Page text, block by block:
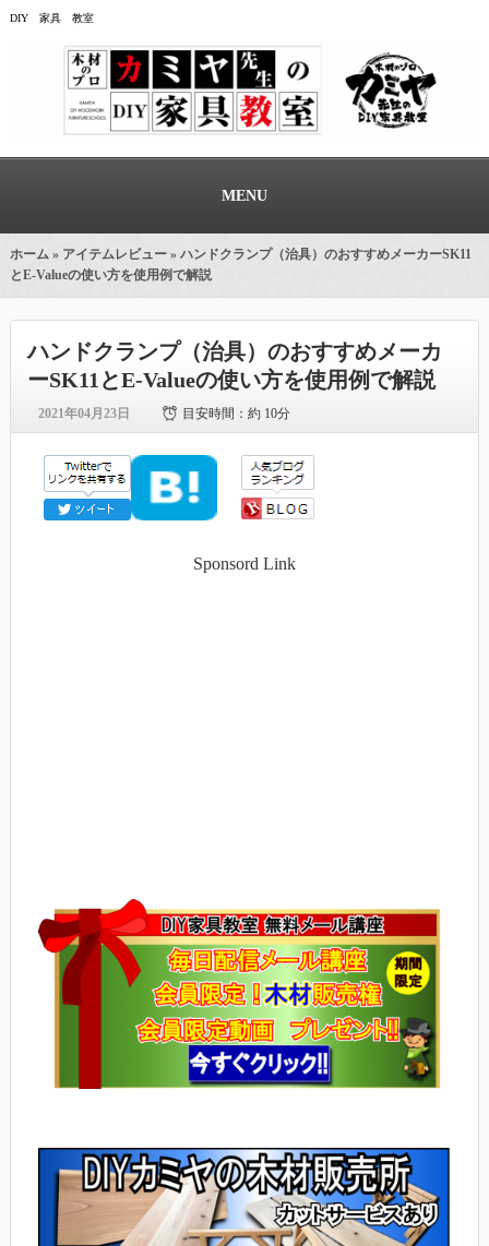
DIY 家具 教室
MENU
ホーム » アイテムレビュー» ハンドクランプ（治具）のおすすめメーカーSK11
とE-Valueの使い方を使用例で解説
ハンドクランプ（治具）のおすすめメーカ
ーSK11とE-Valueの使い方を使用例で解説
2021年04月23日 目安時間：約 10分
Sponsord Link